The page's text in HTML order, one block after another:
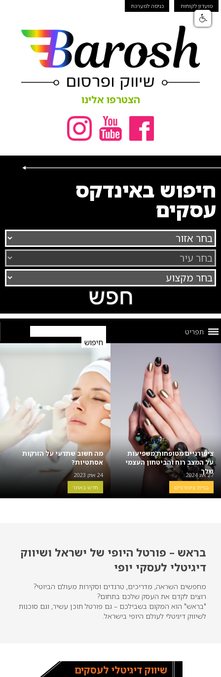
מועדון לקוחות כניסה למערכת
הצטרפו אלינו
חיפוש באינדקס
עסקים
תפריט
מה חשוב שתדעי על הזרקות
אסתטיות?
24 אוק 2023
חדש באתר
ציפורניים מטופחות משפיעות
על המצב רוח והביטחון העצמי
שלך
27 אוג 2024
בניית ציפורניים
בראש – פורטל היופי של ישראל ושיווק
דיגיטלי לעסקי יופי
מחפשים השראה, מדריכים, טרנדים וסקירות מעולם הביוטי?
רוצים לקדם את העסק שלכם בתחום?
"בראש" הוא המקום בשבילכם – גם פורטל תוכן עשיר, וגם סוכנות
לשיווק דיגיטלי לעולם היופי בישראל.
שיווק דיגיטלי לעסקים